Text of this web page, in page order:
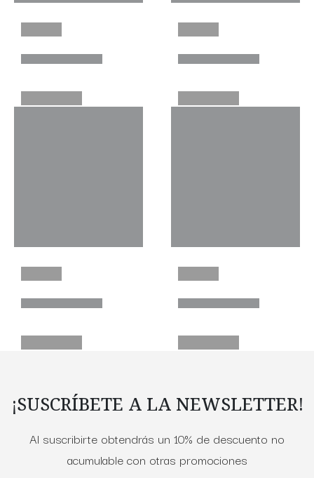
¡SUSCRÍBETE A LA NEWSLETTER!
Al suscribirte obtendrás un 10% de descuento no
acumulable con otras promociones